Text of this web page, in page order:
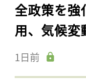
全政策を強
用、気候変
1日前